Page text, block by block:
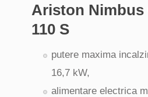
Ariston Nimbus
110 S
putere maxima
16,7 kW,
alimentare electrica